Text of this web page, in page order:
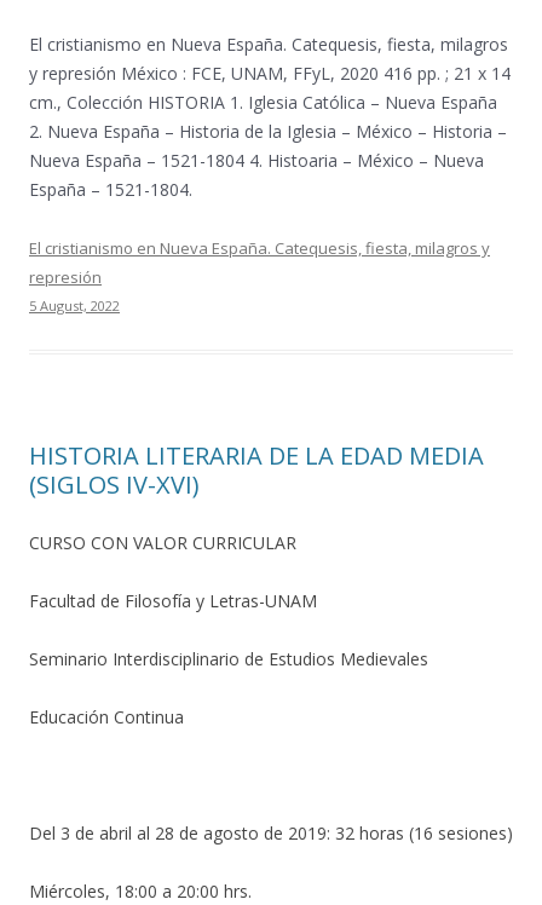
El cristianismo en Nueva España. Catequesis, fiesta, milagros
y represión México : FCE, UNAM, FFyL, 2020 416 pp. ; 21 x 14
cm., Colección HISTORIA 1. Iglesia Católica – Nueva España
2. Nueva España – Historia de la Iglesia – México – Historia –
Nueva España – 1521-1804 4. Histoaria – México – Nueva
España – 1521-1804.
El cristianismo en Nueva España. Catequesis, fiesta, milagros y
represión
5 August, 2022
HISTORIA LITERARIA DE LA EDAD MEDIA
(SIGLOS IV-XVI)
CURSO CON VALOR CURRICULAR
Facultad de Filosofía y Letras-UNAM
Seminario Interdisciplinario de Estudios Medievales
Educación Continua
Del 3 de abril al 28 de agosto de 2019: 32 horas (16 sesiones)
Miércoles, 18:00 a 20:00 hrs.